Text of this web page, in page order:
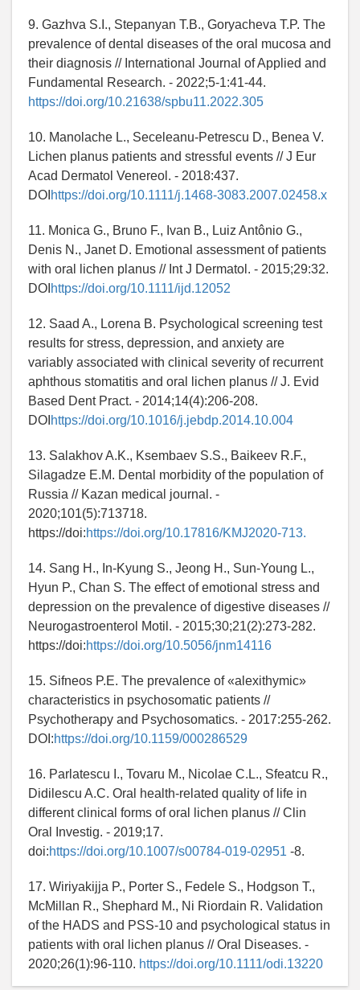
9. Gazhva S.I., Stepanyan T.B., Goryacheva T.P. The
prevalence of dental diseases of the oral mucosa and
their diagnosis // International Journal of Applied and
Fundamental Research. - 2022;5-1:41-44.
https://doi.org/10.21638/spbu11.2022.305
10. Manolache L., Seceleanu-Petrescu D., Benea V.
Lichen planus patients and stressful events // J Eur
Acad Dermatol Venereol. - 2018:437.
DOI https://doi.org/10.1111/j.1468-3083.2007.02458.x
11. Monica G., Bruno F., Ivan B., Luiz Antônio G.,
Denis N., Janet D. Emotional assessment of patients
with oral lichen planus // Int J Dermatol. - 2015;29:32.
DOI https://doi.org/10.1111/ijd.12052
12. Saad A., Lorena B. Psychological screening test
results for stress, depression, and anxiety are
variably associated with clinical severity of recurrent
aphthous stomatitis and oral lichen planus // J. Evid
Based Dent Pract. - 2014;14(4):206-208.
DOI https://doi.org/10.1016/j.jebdp.2014.10.004
13. Salakhov A.K., Ksembaev S.S., Baikeev R.F.,
Silagadze E.M. Dental morbidity of the population of
Russia // Kazan medical journal. -
2020;101(5):713718.
https://doi:https://doi.org/10.17816/KMJ2020-713.
14. Sang H., In-Kyung S., Jeong H., Sun-Young L.,
Hyun P., Chan S. The effect of emotional stress and
depression on the prevalence of digestive diseases //
Neurogastroenterol Motil. - 2015;30;21(2):273-282.
https://doi:https://doi.org/10.5056/jnm14116
15. Sifneos P.E. The prevalence of «alexithymic»
characteristics in psychosomatic patients //
Psychotherapy and Psychosomatics. - 2017:255-262.
DOI:https://doi.org/10.1159/000286529
16. Parlatescu I., Tovaru M., Nicolae C.L., Sfeatcu R.,
Didilescu A.C. Oral health-related quality of life in
different clinical forms of oral lichen planus // Clin
Oral Investig. - 2019;17.
doi:https://doi.org/10.1007/s00784-019-02951 -8.
17. Wiriyakijja P., Porter S., Fedele S., Hodgson T.,
McMillan R., Shephard M., Ni Riordain R. Validation
of the HADS and PSS-10 and psychological status in
patients with oral lichen planus // Oral Diseases. -
2020;26(1):96-110. https://doi.org/10.1111/odi.13220